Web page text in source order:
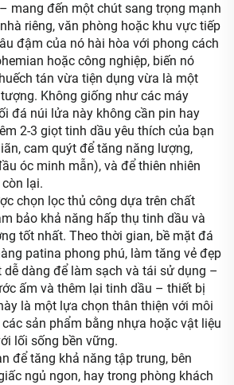
mang đến một chút sang trọng mạnh
riêng, văn phòng hoặc khu vực tiếp
đậm của nó hài hòa với phong cách
hoặc công nghiệp, biến nó
tán vừa tiện dụng vừa là một
Không giống như các máy
đá núi lửa này không cần pin hay
2-3 giọt tinh dầu yêu thích của bạn
cam quýt để tăng năng lượng,
óc minh mẫn), và để thiên nhiên
lại.
chọn lọc thủ công dựa trên chất
bảo khả năng hấp thụ tinh dầu và
tốt nhất. Theo thời gian, bề mặt đá
patina phong phú, làm tăng vẻ đẹp
dễ dàng để làm sạch và tái sử dụng –
ấm và thêm lại tinh dầu – thiết bị
là một lựa chọn thân thiện với môi
sản phẩm bằng nhựa hoặc vật liệu
lối sống bền vững.
để tăng khả năng tập trung, bên
ngủ ngon, hay trong phòng khách